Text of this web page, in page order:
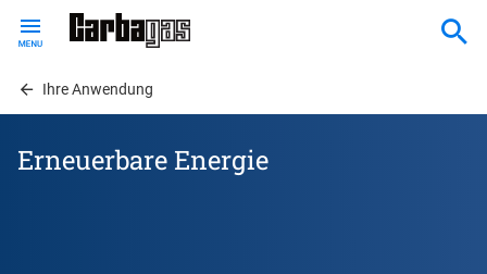
contentIhre Anwendung
Erneuerbare Energie